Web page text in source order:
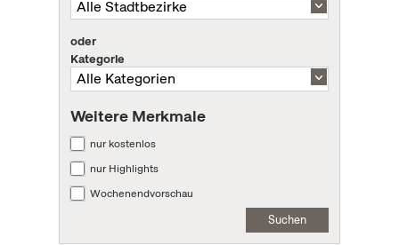
oder
Kategorie
Weitere Merkmale
nur kostenlos
nur Highlights
Wochenendvorschau
Suchen